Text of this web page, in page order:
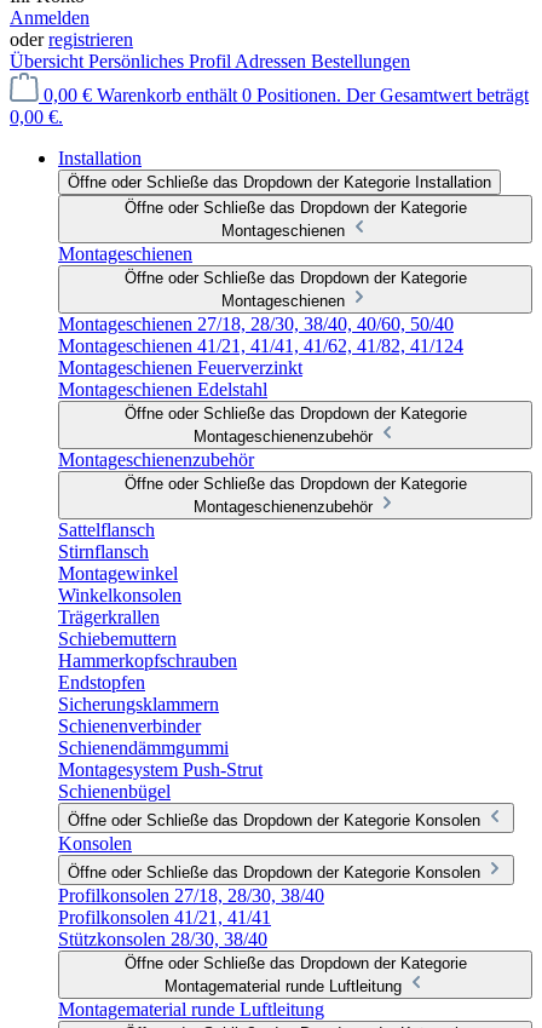
Anmelden
oderregistrieren
Übersicht Persönliches Profil Adressen Bestellungen
0,00 € Warenkorb enthält 0 Positionen. Der Gesamtwert beträgt
0,00 €.
Installation
Öffne oder Schließe das Dropdown der Kategorie Installation
Öffne oder Schließe das Dropdown der Kategorie
Montageschienen
Montageschienen
Öffne oder Schließe das Dropdown der Kategorie
Montageschienen
Montageschienen 27/18, 28/30, 38/40, 40/60, 50/40
Montageschienen 41/21, 41/41, 41/62, 41/82, 41/124
Montageschienen Feuerverzinkt
Montageschienen Edelstahl
Öffne oder Schließe das Dropdown der Kategorie
Montageschienenzubehör
Montageschienenzubehör
Öffne oder Schließe das Dropdown der Kategorie
Montageschienenzubehör
Sattelflansch
Stirnflansch
Montagewinkel
Winkelkonsolen
Trägerkrallen
Schiebemuttern
Hammerkopfschrauben
Endstopfen
Sicherungsklammern
Schienenverbinder
Schienendämmgummi
Montagesystem Push-Strut
Schienenbügel
Öffne oder Schließe das Dropdown der Kategorie Konsolen
Konsolen
Öffne oder Schließe das Dropdown der Kategorie Konsolen
Profilkonsolen 27/18, 28/30, 38/40
Profilkonsolen 41/21, 41/41
Stützkonsolen 28/30, 38/40
Öffne oder Schließe das Dropdown der Kategorie
Montagematerial runde Luftleitung
Montagematerial runde Luftleitung